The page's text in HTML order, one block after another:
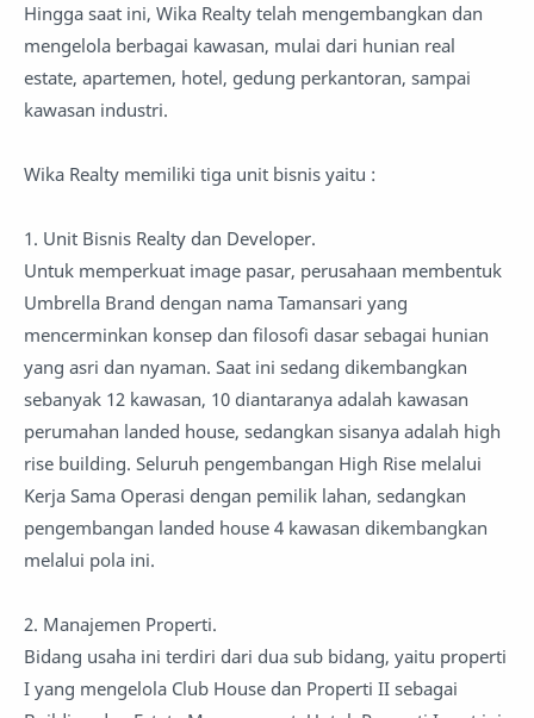
Hingga saat ini, Wika Realty telah mengembangkan dan
mengelola berbagai kawasan, mulai dari hunian real
estate, apartemen, hotel, gedung perkantoran, sampai
kawasan industri.
Wika Realty memiliki tiga unit bisnis yaitu :
1. Unit Bisnis Realty dan Developer.
Untuk memperkuat image pasar, perusahaan membentuk
Umbrella Brand dengan nama Tamansari yang
mencerminkan konsep dan filosofi dasar sebagai hunian
yang asri dan nyaman. Saat ini sedang dikembangkan
sebanyak 12 kawasan, 10 diantaranya adalah kawasan
perumahan landed house, sedangkan sisanya adalah high
rise building. Seluruh pengembangan High Rise melalui
Kerja Sama Operasi dengan pemilik lahan, sedangkan
pengembangan landed house 4 kawasan dikembangkan
melalui pola ini.
2. Manajemen Properti.
Bidang usaha ini terdiri dari dua sub bidang, yaitu properti
I yang mengelola Club House dan Properti II sebagai